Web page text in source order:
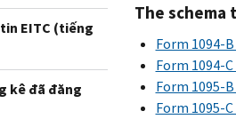
EITC (tiếng
kê đã đăng
The schema
Form 1094-
Form 1094-
Form 1095-
Form 1095-